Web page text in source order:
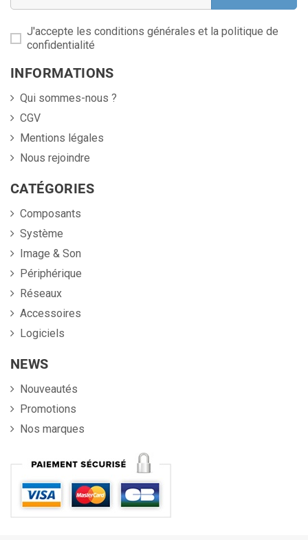
J'accepte les conditions générales et la politique de
confidentialité
INFORMATIONS
Qui sommes-nous ?
CGV
Mentions légales
Nous rejoindre
CATÉGORIES
Composants
Système
Image & Son
Périphérique
Réseaux
Accessoires
Logiciels
NEWS
Nouveautés
Promotions
Nos marques